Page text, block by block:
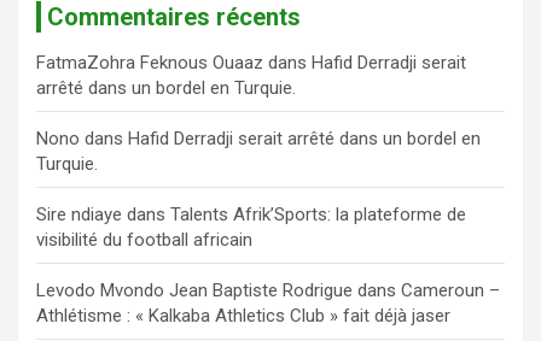
Commentaires récents
FatmaZohra Feknous Ouaaz dans Hafid Derradji serait
arrêté dans un bordel en Turquie.
Nono dans Hafid Derradji serait arrêté dans un bordel en
Turquie.
Sire ndiaye dans Talents Afrik’Sports: la plateforme de
visibilité du football africain
Levodo Mvondo Jean Baptiste Rodrigue dans Cameroun –
Athlétisme : « Kalkaba Athletics Club » fait déjà jaser